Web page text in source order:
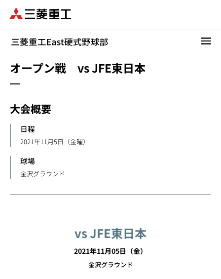
ン
オープン戦 vs JFE東日本
大会概要
日程
2021年11月5日（金曜）
球場
金沢グラウンド
vs JFE東日本
2021年11月05日（金）
金沢グラウンド